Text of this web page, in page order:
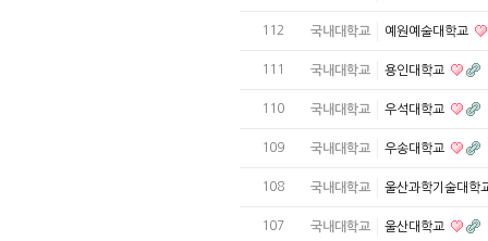
112 국내대학교 예원예술대학교
111 국내대학교 용인대학교
110 국내대학교 우석대학교
109 국내대학교 우송대학교
108 국내대학교 울산과학기술대학
107 국내대학교 울산대학교